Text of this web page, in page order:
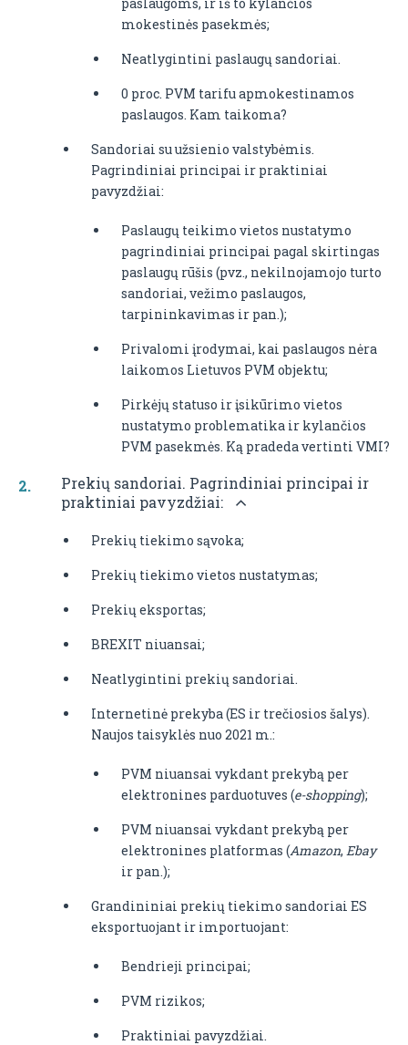
mokestinės pasekmės;
Neatlygintini paslaugų sandoriai.
0 proc. PVM tarifu apmokestinamos
paslaugos. Kam taikoma?
Sandoriai su užsienio valstybėmis.
Pagrindiniai principai ir praktiniai
pavyzdžiai:
Paslaugų teikimo vietos nustatymo
pagrindiniai principai pagal skirtingas
paslaugų rūšis (pvz., nekilnojamojo turto
sandoriai, vežimo paslaugos,
tarpininkavimas ir pan.);
Privalomi įrodymai, kai paslaugos nėra
laikomos Lietuvos PVM objektu;
Pirkėjų statuso ir įsikūrimo vietos
nustatymo problematika ir kylančios
PVM pasekmės. Ką pradeda vertinti VMI?
Prekių sandoriai. Pagrindiniai principai ir
praktiniai pavyzdžiai:
Prekių tiekimo sąvoka;
Prekių tiekimo vietos nustatymas;
Prekių eksportas;
BREXIT niuansai;
Neatlygintini prekių sandoriai.
Internetinė prekyba (ES ir trečiosios šalys).
Naujos taisyklės nuo 2021 m.:
PVM niuansai vykdant prekybą per
elektronines parduotuves (e-shopping);
PVM niuansai vykdant prekybą per
elektronines platformas (Amazon, Ebay
ir pan.);
Grandininiai prekių tiekimo sandoriai ES
eksportuojant ir importuojant:
Bendrieji principai;
PVM rizikos;
Praktiniai pavyzdžiai.